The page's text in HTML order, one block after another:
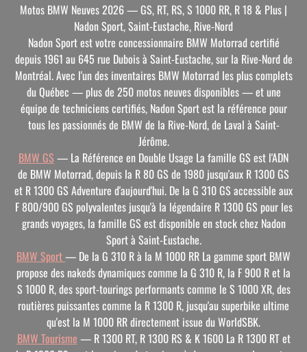
Motos BMW Neuves 2026 — GS, RT, RS, S 1000 RR, R 18 & Plus |
Nadon Sport, Saint-Eustache, Rive-Nord
Nadon Sport est votre concessionnaire BMW Motorrad certifié
depuis 1961 au 645 rue Dubois à Saint-Eustache, sur la Rive-Nord de
Montréal. Avec l'un des inventaires BMW Motorrad les plus complets
du Québec — plus de 250 motos neuves disponibles — et une
équipe de techniciens certifiés, Nadon Sport est la référence pour
tous les passionnés de BMW de la Rive-Nord, de Laval à Saint-
Jérôme.
BMW GS — La Référence en Double Usage La famille GS est l'ADN
de BMW Motorrad, depuis la R 80 GS de 1980 jusqu'aux R 1300 GS
et R 1300 GS Adventure d'aujourd'hui. De la G 310 GS accessible aux
F 800/900 GS polyvalentes jusqu'à la légendaire R 1300 GS pour les
grands voyages, la famille GS est disponible en stock chez Nadon
Sport à Saint-Eustache.
BMW Sport— De la G 310 R à la M 1000 RR La gamme sport BMW
propose des nakeds dynamiques comme la G 310 R, la F 900 R et la
S 1000 R, des sport-tourings performants comme le S 1000 XR, des
routières puissantes comme la R 1300 R, jusqu'au superbike ultime
qu'est la M 1000 RR directement issue du WorldSBK.
BMW Tourisme — R 1300 RT, R 1300 RS & K 1600La R 1300 RT et